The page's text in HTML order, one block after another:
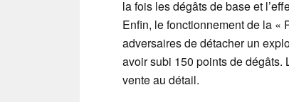
la fois les dégâts de base et
Enfin, le fonctionnement de la «
adversaires de détacher un
avoir subi 150 points de
vente au détail.